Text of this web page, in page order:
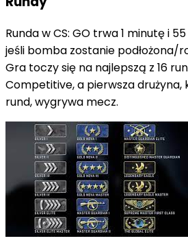
Runda w CS: GO trwa 1 minutę i
jeśli bomba zostanie podłożona/
Gra toczy się na najlepszą z 16
Competitive, a pierwsza drużyna,
rund, wygrywa mecz.